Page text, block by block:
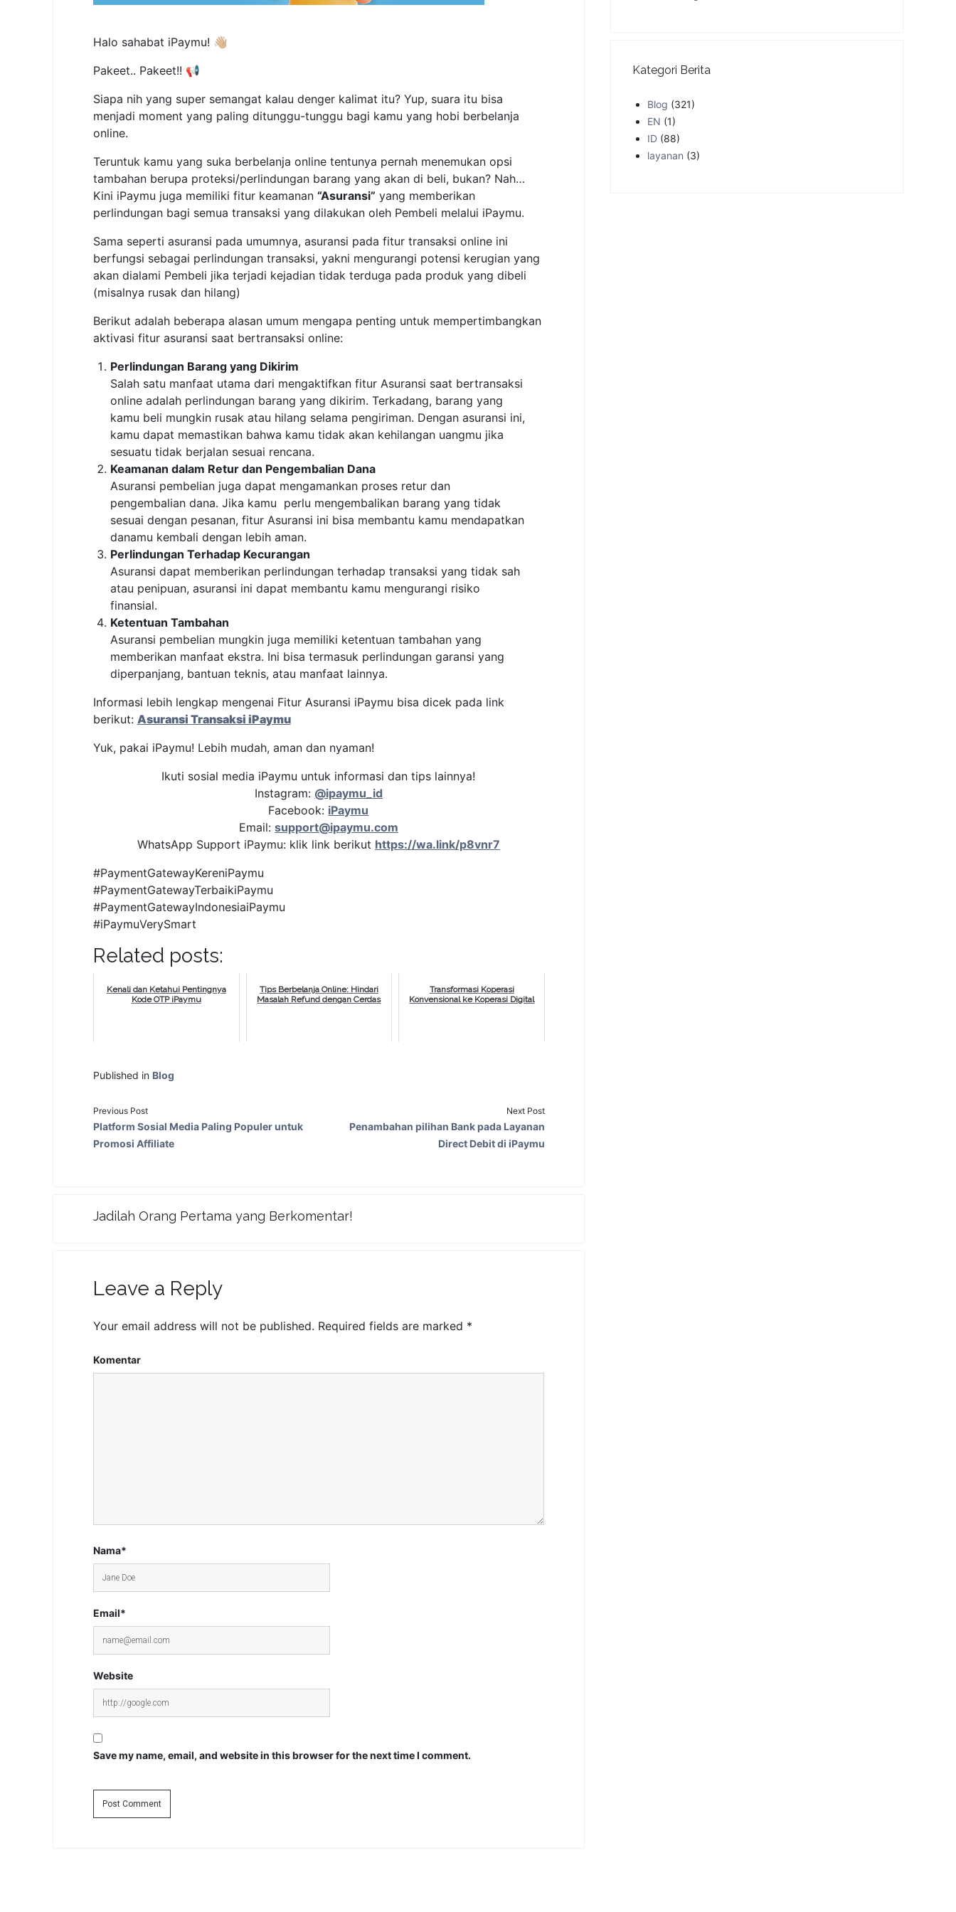
Halo sahabat iPaymu! 👋🏼
Pakeet.. Pakeet!! 📢
Siapa nih yang super semangat kalau denger kalimat itu? Yup, suara itu bisa
menjadi moment yang paling ditunggu-tunggu bagi kamu yang hobi berbelanja
online.
Teruntuk kamu yang suka berbelanja online tentunya pernah menemukan opsi
tambahan berupa proteksi/perlindungan barang yang akan di beli, bukan? Nah…
Kini iPaymu juga memiliki fitur keamanan “Asuransi” yang memberikan
perlindungan bagi semua transaksi yang dilakukan oleh Pembeli melalui iPaymu.
Sama seperti asuransi pada umumnya, asuransi pada fitur transaksi online ini
berfungsi sebagai perlindungan transaksi, yakni mengurangi potensi kerugian yang
akan dialami Pembeli jika terjadi kejadian tidak terduga pada produk yang dibeli
(misalnya rusak dan hilang)
Berikut adalah beberapa alasan umum mengapa penting untuk mempertimbangkan
aktivasi fitur asuransi saat bertransaksi online:
Perlindungan Barang yang Dikirim
Salah satu manfaat utama dari mengaktifkan fitur Asuransi saat bertransaksi
online adalah perlindungan barang yang dikirim. Terkadang, barang yang
kamu beli mungkin rusak atau hilang selama pengiriman. Dengan asuransi ini,
kamu dapat memastikan bahwa kamu tidak akan kehilangan uangmu jika
sesuatu tidak berjalan sesuai rencana.
Keamanan dalam Retur dan Pengembalian Dana
Asuransi pembelian juga dapat mengamankan proses retur dan
pengembalian dana. Jika kamu perlu mengembalikan barang yang tidak
sesuai dengan pesanan, fitur Asuransi ini bisa membantu kamu mendapatkan
danamu kembali dengan lebih aman.
Perlindungan Terhadap Kecurangan
Asuransi dapat memberikan perlindungan terhadap transaksi yang tidak sah
atau penipuan, asuransi ini dapat membantu kamu mengurangi risiko
finansial.
Ketentuan Tambahan
Asuransi pembelian mungkin juga memiliki ketentuan tambahan yang
memberikan manfaat ekstra. Ini bisa termasuk perlindungan garansi yang
diperpanjang, bantuan teknis, atau manfaat lainnya.
Informasi lebih lengkap mengenai Fitur Asuransi iPaymu bisa dicek pada link
berikut: Asuransi Transaksi iPaymu
Yuk, pakai iPaymu! Lebih mudah, aman dan nyaman!
Ikuti sosial media iPaymu untuk informasi dan tips lainnya!
Instagram: @ipaymu_id
Facebook: iPaymu
Email: support@ipaymu.com
WhatsApp Support iPaymu: klik link berikut https://wa.link/p8vnr7
#PaymentGatewayKereniPaymu
#PaymentGatewayTerbaikiPaymu
#PaymentGatewayIndonesiaiPaymu
#iPaymuVerySmart
Related posts:
Kenali dan Ketahui Pentingnya
Kode OTP iPaymu
Tips Berbelanja Online: Hindari
Masalah Refund dengan Cerdas
Transformasi Koperasi
Konvensional ke Koperasi Digital
Published in Blog
Previous Post
Platform Sosial Media Paling Populer untuk
Promosi Affiliate
Next Post
Penambahan pilihan Bank pada Layanan
Direct Debit di iPaymu
Jadilah Orang Pertama yang Berkomentar!
Leave a Reply
Your email address will not be published. Required fields are marked *
Komentar
Nama*
Email*
Website
Save my name, email, and website in this browser for the next time I comment.
Kategori Berita
Blog (321)
EN (1)
ID (88)
layanan (3)